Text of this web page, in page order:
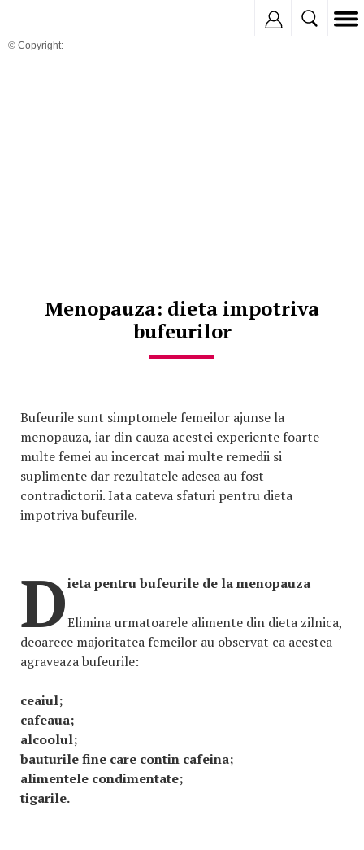
© Copyright:
Menopauza: dieta impotriva
bufeurilor
Bufeurile sunt simptomele femeilor ajunse la
menopauza, iar din cauza acestei experiente foarte
multe femei au incercat mai multe remedii si
suplimente dar rezultatele adesea au fost
contradictorii. Iata cateva sfaturi pentru dieta
impotriva bufeurile.
Dieta pentru bufeurile de la menopauza
Elimina urmatoarele alimente din dieta zilnica,
deoarece majoritatea femeilor au observat ca acestea
agraveaza bufeurile:
ceaiul;
cafeaua;
alcoolul;
bauturile fine care contin cafeina;
alimentele condimentate;
tigarile.